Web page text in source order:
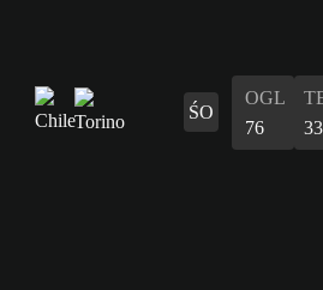
ŚO
OGL
76
33